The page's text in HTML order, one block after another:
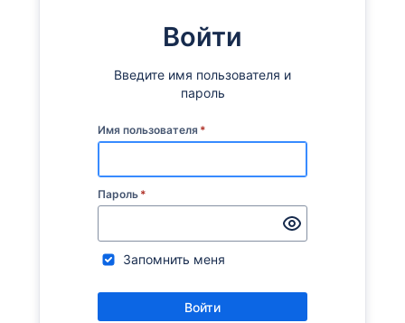
Войти
Введите имя пользователя и
пароль
Имя пользователя *
Пароль *
Запомнить меня
Войти